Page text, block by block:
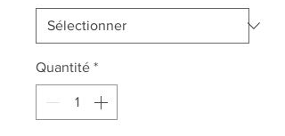
Quantité *